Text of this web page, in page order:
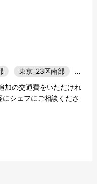
東京_23区南部
…
加の交通費をいただけれ
シェフにご相談くださ